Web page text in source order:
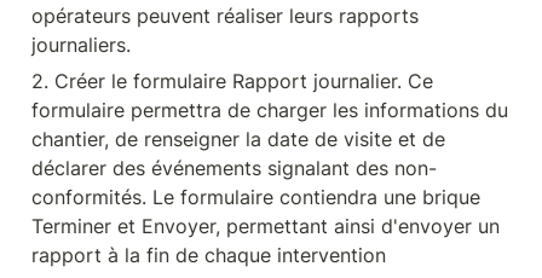
opérateurs peuvent réaliser leurs rapports
journaliers.
2. Créer le formulaire Rapport journalier. Ce
formulaire permettra de charger les informations du
chantier, de renseigner la date de visite et de
déclarer des événements signalant des non-
conformités. Le formulaire contiendra une brique
Terminer et Envoyer, permettant ainsi d'envoyer un
rapport à la fin de chaque intervention